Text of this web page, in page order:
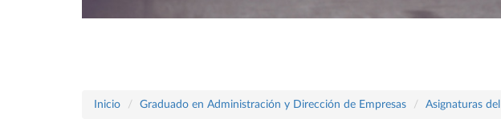
Inicio Graduado en Administración y Dirección de Empresas Asignaturas